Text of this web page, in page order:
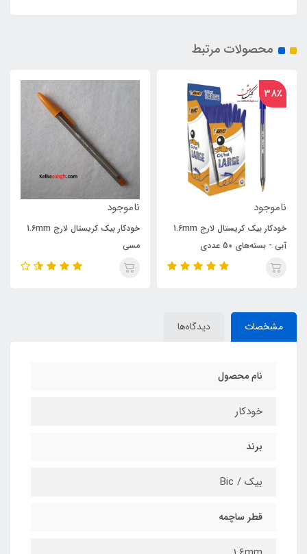
محصولات مرتبط
خودکار بیک کریستال لارج 1.6mm
خودکار بیک کریستال لارج 1.6mm
20٪
مشخصات دیدگاه‌ها
نام محصول
خودکار
برند
بیک / Bic
قطر ساچمه